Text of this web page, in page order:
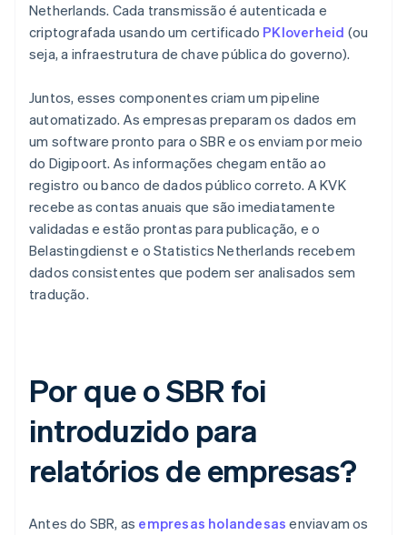
Netherlands. Cada transmissão é autenticada e
criptografada usando um certificado PKIoverheid (ou
seja, a infraestrutura de chave pública do governo).
Juntos, esses componentes criam um pipeline
automatizado. As empresas preparam os dados em
um software pronto para o SBR e os enviam por meio
do Digipoort. As informações chegam então ao
registro ou banco de dados público correto. A KVK
recebe as contas anuais que são imediatamente
validadas e estão prontas para publicação, e o
Belastingdienst e o Statistics Netherlands recebem
dados consistentes que podem ser analisados sem
tradução.
Por que o SBR foi
introduzido para
relatórios de empresas?
Antes do SBR, as empresas holandesas enviavam os